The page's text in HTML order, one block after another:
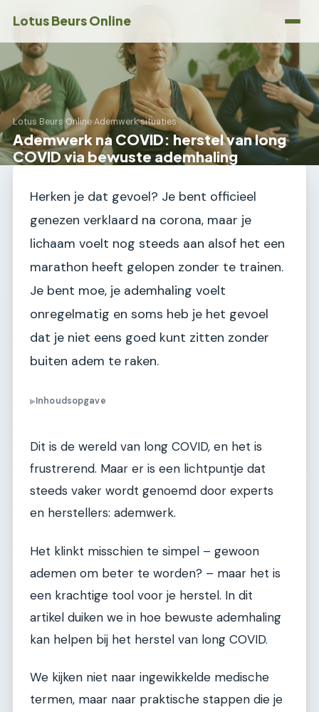
Lotus Beurs Online
Lotus Beurs Online›Ademwerk situaties
Ademwerk na COVID: herstel van long
COVID via bewuste ademhaling
Herken je dat gevoel? Je bent officieel
genezen verklaard na corona, maar je
lichaam voelt nog steeds aan alsof het een
marathon heeft gelopen zonder te trainen.
Je bent moe, je ademhaling voelt
onregelmatig en soms heb je het gevoel
dat je niet eens goed kunt zitten zonder
buiten adem te raken.
▶Inhoudsopgave
Dit is de wereld van long COVID, en het is
frustrerend. Maar er is een lichtpuntje dat
steeds vaker wordt genoemd door experts
en herstellers: ademwerk.
Het klinkt misschien te simpel – gewoon
ademen om beter te worden? – maar het is
een krachtige tool voor je herstel. In dit
artikel duiken we in hoe bewuste ademhaling
kan helpen bij het herstel van long COVID.
We kijken niet naar ingewikkelde medische
termen, maar naar praktische stappen die je